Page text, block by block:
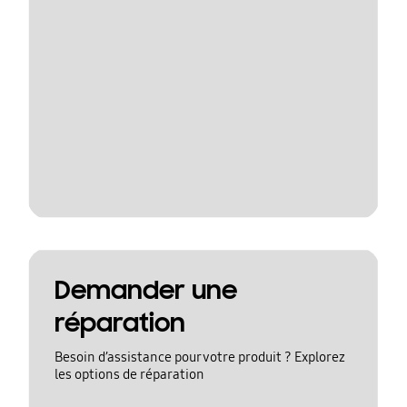
Demander une
réparation
Besoin d’assistance pour votre produit ? Explorez
les options de réparation